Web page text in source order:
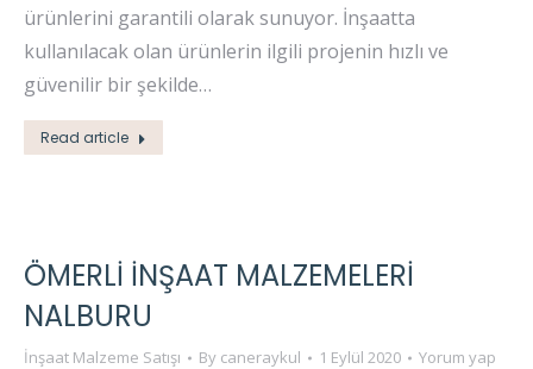
ürünlerini garantili olarak sunuyor. İnşaatta
kullanılacak olan ürünlerin ilgili projenin hızlı ve
güvenilir bir şekilde…
Read article
ÖMERLI İNŞAAT MALZEMELERI
NALBURU
İnşaat Malzeme Satışı By caneraykul 1 Eylül 2020 Yorum yap